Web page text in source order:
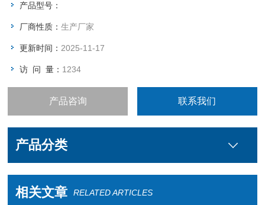
产品型号：
厂商性质：生产厂家
更新时间： 2025-11-17
访 问 量： 1234
产品咨询 联系我们
产品分类
相关文章 RELATED ARTICLES